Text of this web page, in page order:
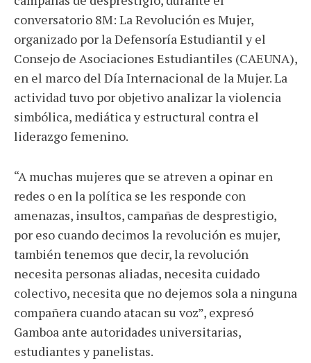
conversatorio 8M: La Revolución es Mujer,
organizado por la Defensoría Estudiantil y el
Consejo de Asociaciones Estudiantiles (CAEUNA),
en el marco del Día Internacional de la Mujer. La
actividad tuvo por objetivo analizar la violencia
simbólica, mediática y estructural contra el
liderazgo femenino.
“A muchas mujeres que se atreven a opinar en
redes o en la política se les responde con
amenazas, insultos, campañas de desprestigio,
por eso cuando decimos la revolución es mujer,
también tenemos que decir, la revolución
necesita personas aliadas, necesita cuidado
colectivo, necesita que no dejemos sola a ninguna
compañera cuando atacan su voz”, expresó
Gamboa ante autoridades universitarias,
estudiantes y panelistas.